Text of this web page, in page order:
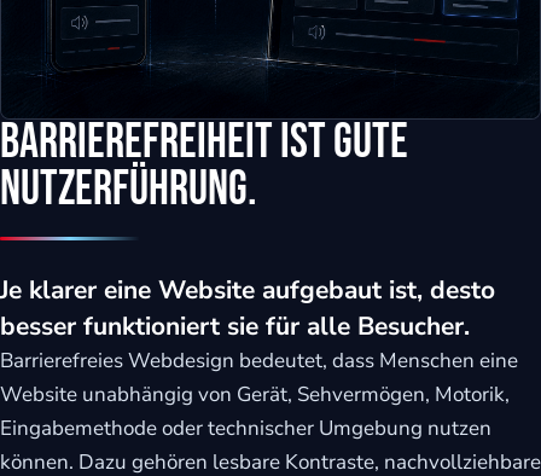
Barrierefreiheit ist gute
Nutzerführung.
Je klarer eine Website aufgebaut ist, desto
besser funktioniert sie für alle Besucher.
Barrierefreies Webdesign bedeutet, dass Menschen eine
Website unabhängig von Gerät, Sehvermögen, Motorik,
Eingabemethode oder technischer Umgebung nutzen
können. Dazu gehören lesbare Kontraste, nachvollziehbare